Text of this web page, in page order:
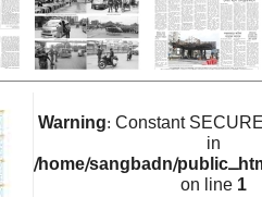
Warning: Constant
in
/home/sangbadn/
on line 1